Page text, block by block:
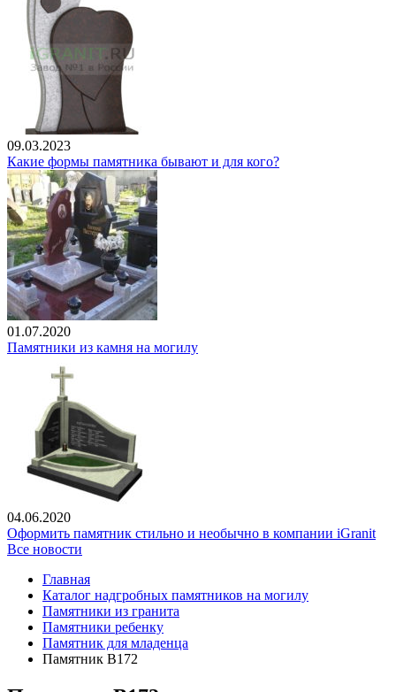
09.03.2023
Какие формы памятника бывают и для кого?
01.07.2020
Памятники из камня на могилу
04.06.2020
Оформить памятник стильно и необычно в компании iGranit
Все новости
Главная
Каталог надгробных памятников на могилу
Памятники из гранита
Памятники ребенку
Памятник для младенца
Памятник В172